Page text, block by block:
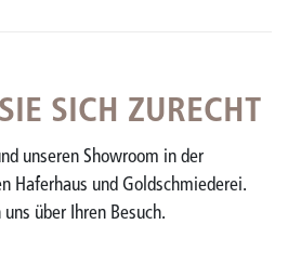
SICH ZURECHT
unseren Showroom in der
Haferhaus und Goldschmiederei.
über Ihren Besuch.